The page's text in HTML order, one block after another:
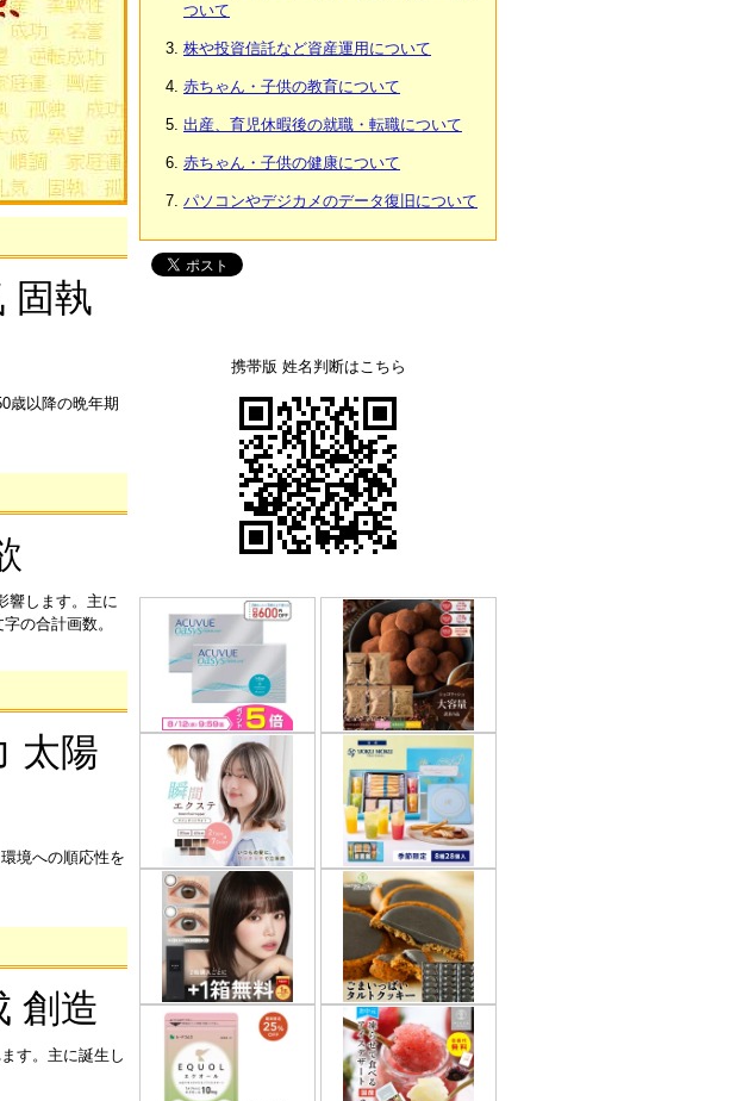
固執
歳以降の晩年期
響します。主に
の合計画数。
太陽
境への順応性を
創造
す。主に誕生し
ついて
株や投資信託など資産運用について
赤ちゃん・子供の教育について
出産、育児休暇後の就職・転職について
赤ちゃん・子供の健康について
パソコンやデジカメのデータ復旧について
携帯版 姓名判断はこちら